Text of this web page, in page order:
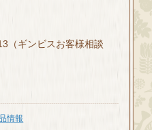
（ギンビスお客様相談
情報